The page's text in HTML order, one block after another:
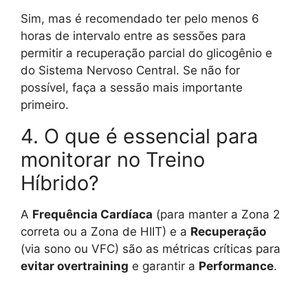
Sim, mas é recomendado ter pelo menos 6
horas de intervalo entre as sessões para
permitir a recuperação parcial do glicogênio e
do Sistema Nervoso Central. Se não for
possível, faça a sessão mais importante
primeiro.
4. O que é essencial para
monitorar no Treino
Híbrido?
A Frequência Cardíaca (para manter a Zona 2
correta ou a Zona de HIIT) e a Recuperação
(via sono ou VFC) são as métricas críticas para
evitar overtraining e garantir a Performance.